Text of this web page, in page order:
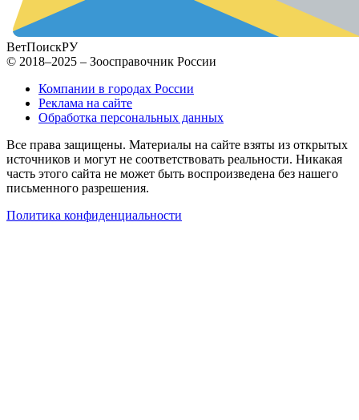
ВетПоискРУ
© 2018–2025 – Зоосправочник России
Компании в городах России
Реклама на сайте
Обработка персональных данных
Все права защищены. Материалы на сайте взяты из открытых
источников и могут не соответствовать реальности. Никакая
часть этого сайта не может быть воспроизведена без нашего
письменного разрешения.
Политика конфиденциальности